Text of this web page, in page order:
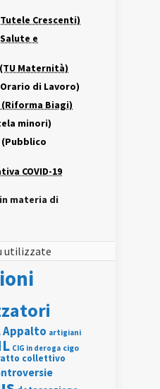
Crescenti)
e
Maternità)
di Lavoro)
(Riforma Biagi)
minori)
(Pubblico
COVID-19
materia di
utilizzate
Appalto artigiani
CIG in deroga cigo
collettivo